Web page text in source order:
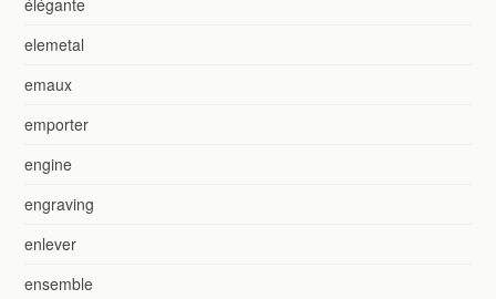
élégante
elemetal
emaux
emporter
engine
engraving
enlever
ensemble